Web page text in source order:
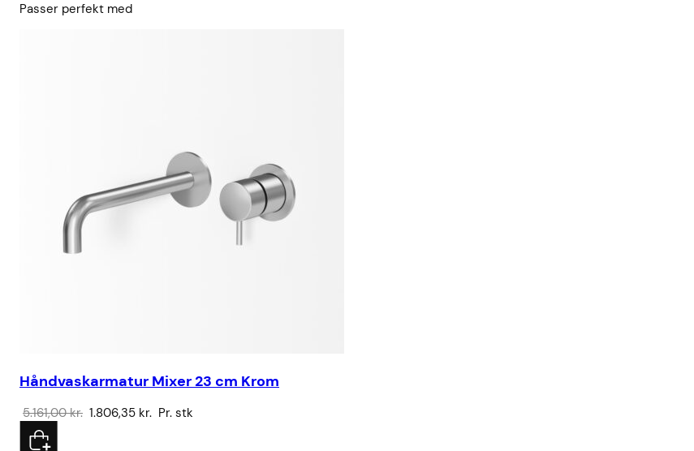
Passer perfekt med
Håndvaskarmatur Mixer 23 cm Krom
5.161,00kr. Den
1.806,35 kr. Den
Pr. stk